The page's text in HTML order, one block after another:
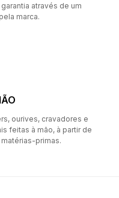
através de um
marca.
ourives, cravadores e
feitas à mão, à partir de
primas.